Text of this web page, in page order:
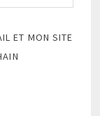
ET MON SITE